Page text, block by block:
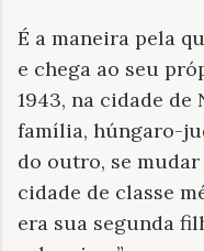
É a maneira pela
e chega ao seu
1943, na cidade de
família, húngaro-
do outro, se
cidade de classe
era sua segunda